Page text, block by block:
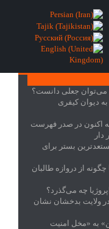
می‌توان جعلی دانست؟
به دیوان کیفری
اکنون در صدر فهرست
بستر برای
چگونه از دروازه طالبان
چه می‌گذرد؟
در ولایت بدخشان نشان
به «مخل امنیت